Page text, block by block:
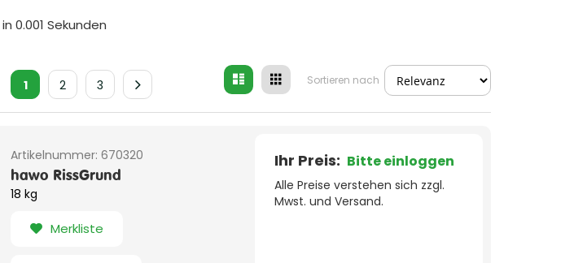
in 0.001 Sekunden
Sortieren nach
1 2 3 Ansicht
als
Liste Raster
Artikelnummer: 670320
hawo RissGrund
18 kg
Merkliste
Ihr Preis: Bitte einloggen
Alle Preise verstehen sich zzgl.
Mwst. und Versand.